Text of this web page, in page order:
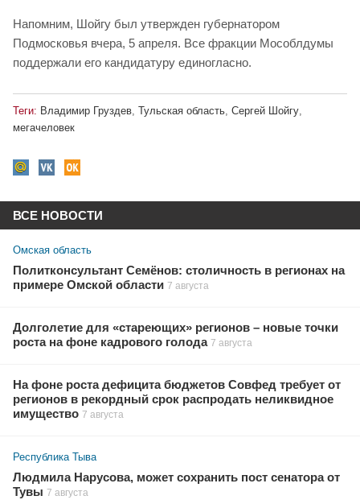
Напомним, Шойгу был утвержден губернатором
Подмосковья вчера, 5 апреля. Все фракции Мособлдумы
поддержали его кандидатуру единогласно.
Теги: Владимир Груздев Тульская область Сергей Шойгу
мегачеловек
ВСЕ НОВОСТИ
Омская область
Политконсультант Семёнов: столичность в регионах на
примере Омской области 7 августа
Долголетие для «стареющих» регионов – новые точки
роста на фоне кадрового голода 7 августа
На фоне роста дефицита бюджетов Совфед требует от
регионов в рекордный срок распродать неликвидное
имущество 7 августа
Республика Тыва
Людмила Нарусова, может сохранить пост сенатора от
Тувы 7 августа